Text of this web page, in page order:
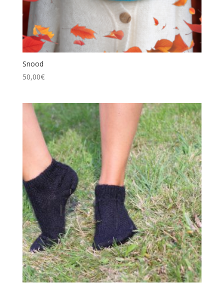
Snood
50,00€